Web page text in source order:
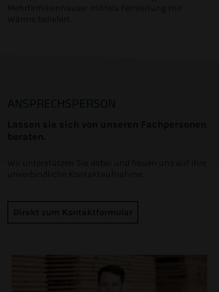
Mehrfamilienhäuser mittels Fernleitung mit
Wärme beliefert.
Wir unterstützen Sie dabei und freuen uns auf Ihre
unverbindliche Kontaktaufnahme.
Direkt zum Kontaktformular